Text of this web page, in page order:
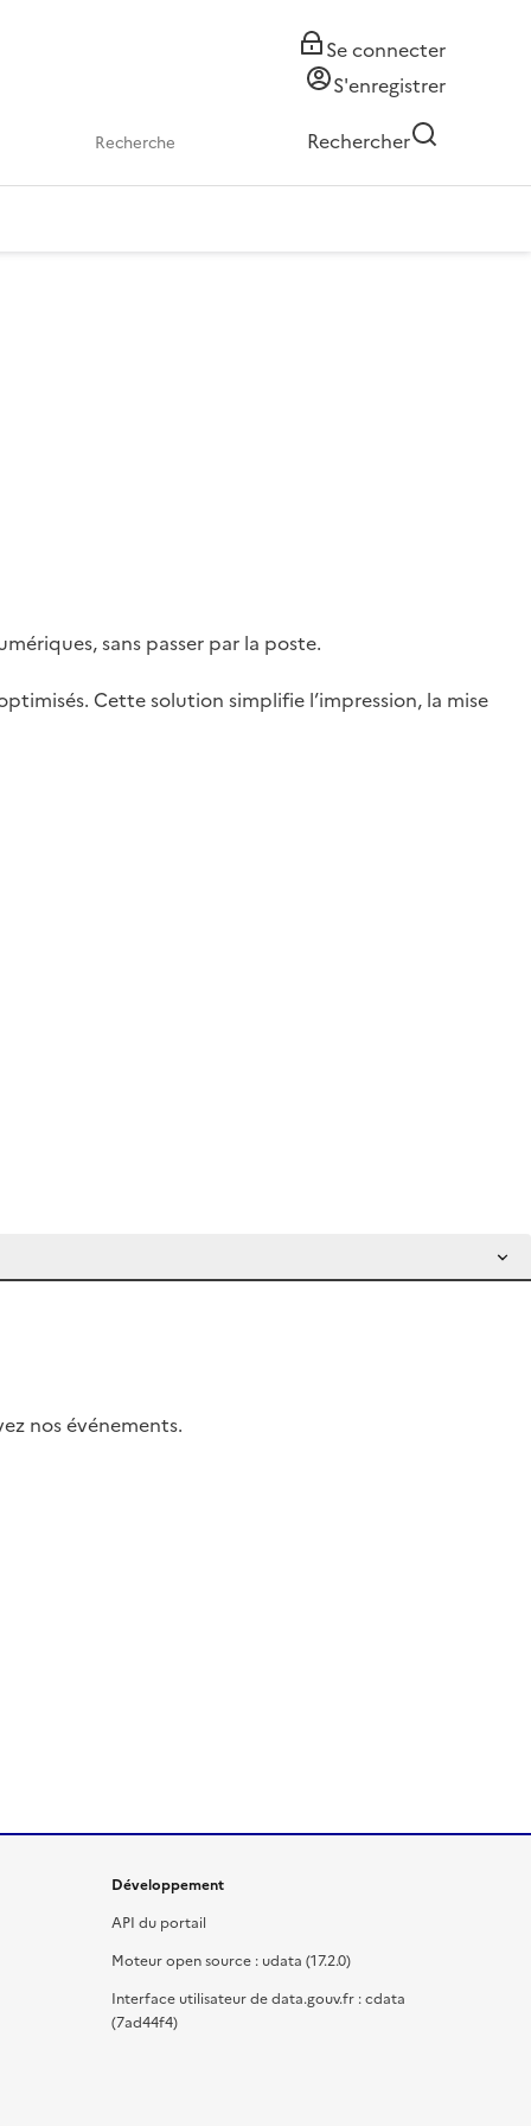
Se connecter
S'enregistrer
Rechercher
sans passer par la poste.
Cette solution simplifie l’impression, la mise
nos événements.
Développement
API du portail
Moteur open source : udata (17.2.0)
Interface utilisateur de data.gouv.fr : cdata
(7ad44f4)